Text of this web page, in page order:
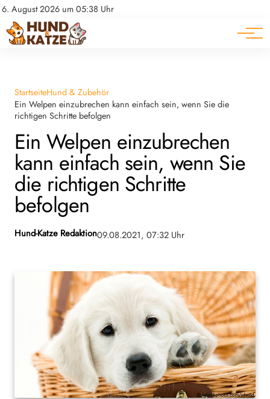
6. August 2026 um 05:38 Uhr
Datenschutz
Impressum
Pferde
Ratgeber
StartseiteHund & Zubehör
Ein Welpen einzubrechen kann einfach sein, wenn Sie die
richtigen Schritte befolgen
Ein Welpen einzubrechen
kann einfach sein, wenn Sie
die richtigen Schritte
befolgen
Hund-Katze Redaktion09.08.2021, 07:32 Uhr